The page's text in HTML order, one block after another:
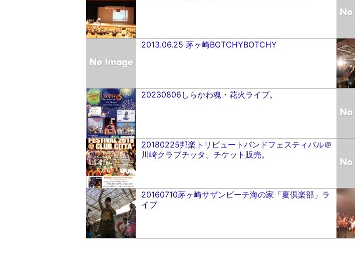
2013.06.25 茅ヶ崎BOTCHYBOTCHY
20230806しらかわ魂・花火ライブ。
20180225邦楽トリビュートバンドフェスティバル＠
川崎クラブチッタ、チケット販売。
20160710茅ヶ崎サザンビーチ海の家「夏倶楽部」ラ
イブ